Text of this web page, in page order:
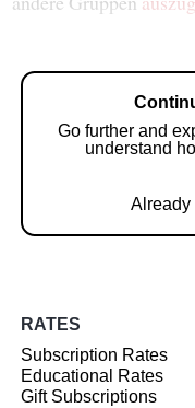
Go further and
understand
Already
RATES
Subscription Rates
Educational Rates
Gift Subscriptions